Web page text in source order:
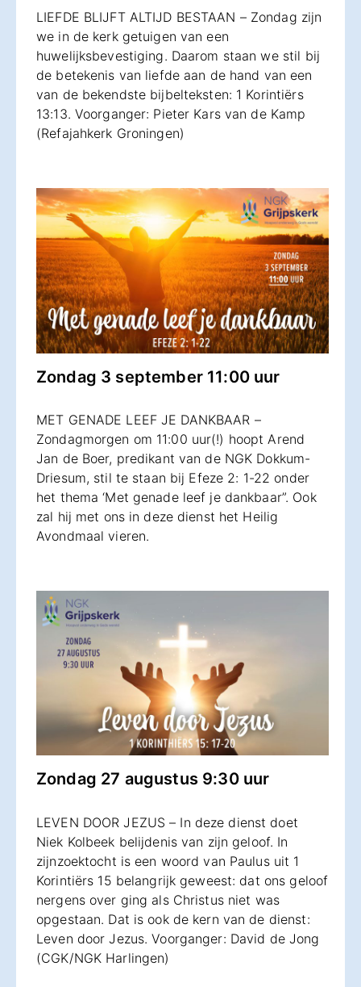
LIEFDE BLIJFT ALTIJD BESTAAN – Zondag zijn
we in de kerk getuigen van een
huwelijksbevestiging. Daarom staan we stil bij
de betekenis van liefde aan de hand van een
van de bekendste bijbelteksten: 1 Korintiërs
13:13. Voorganger: Pieter Kars van de Kamp
(Refajahkerk Groningen)
Zondag 3 september 11:00 uur
MET GENADE LEEF JE DANKBAAR –
Zondagmorgen om 11:00 uur(!) hoopt Arend
Jan de Boer, predikant van de NGK Dokkum-
Driesum, stil te staan bij Efeze 2: 1-22 onder
het thema ‘Met genade leef je dankbaar”. Ook
zal hij met ons in deze dienst het Heilig
Avondmaal vieren.
Zondag 27 augustus 9:30 uur
LEVEN DOOR JEZUS – In deze dienst doet
Niek Kolbeek belijdenis van zijn geloof. In
zijnzoektocht is een woord van Paulus uit 1
Korintiërs 15 belangrijk geweest: dat ons geloof
nergens over ging als Christus niet was
opgestaan. Dat is ook de kern van de dienst:
Leven door Jezus. Voorganger: David de Jong
(CGK/NGK Harlingen)